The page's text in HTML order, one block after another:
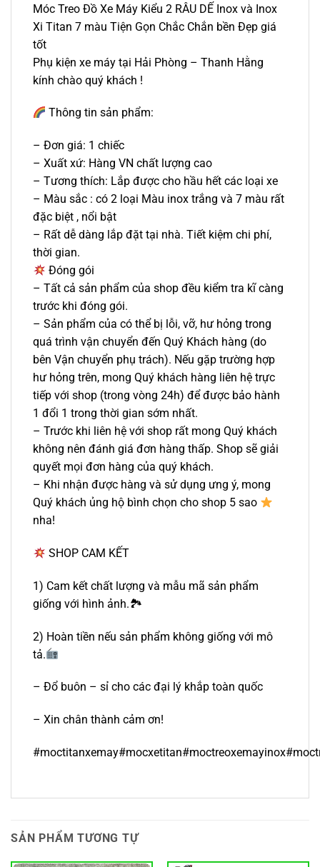
Móc Treo Đồ Xe Máy Kiểu 2 RÂU DẾ Inox và Inox
Xi Titan 7 màu Tiện Gọn Chắc Chắn bền Đẹp giá
tốt
Phụ kiện xe máy tại Hải Phòng – Thanh Hằng
kính chào quý khách !
Thông tin sản phẩm:
– Đơn giá: 1 chiếc
– Xuất xứ: Hàng VN chất lượng cao
– Tương thích: Lắp được cho hầu hết các loại xe
– Màu sắc : có 2 loại Màu inox trắng và 7 màu rất
đặc biệt , nổi bật
– Rất dễ dàng lắp đặt tại nhà. Tiết kiệm chi phí,
thời gian.
Đóng gói
– Tất cả sản phẩm của shop đều kiểm tra kĩ càng
trước khi đóng gói.
– Sản phẩm của có thể bị lỗi, vỡ, hư hỏng trong
quá trình vận chuyển đến Quý Khách hàng (do
bên Vận chuyển phụ trách). Nếu gặp trường hợp
hư hỏng trên, mong Quý khách hàng liên hệ trực
tiếp với shop (trong vòng 24h) để được bảo hành
1 đổi 1 trong thời gian sớm nhất.
– Trước khi liên hệ với shop rất mong Quý khách
không nên đánh giá đơn hàng thấp. Shop sẽ giải
quyết mọi đơn hàng của quý khách.
– Khi nhận được hàng và sử dụng ưng ý, mong
Quý khách ủng hộ bình chọn cho shop 5 sao
nha!
SHOP CAM KẾT
1) Cam kết chất lượng và mẫu mã sản phẩm
giống với hình ảnh.🏞
2) Hoàn tiền nếu sản phẩm không giống với mô
tả.
– Đổ buôn – sỉ cho các đại lý khắp toàn quốc
– Xin chân thành cảm ơn!
SẢN PHẨM TƯƠNG TỰ